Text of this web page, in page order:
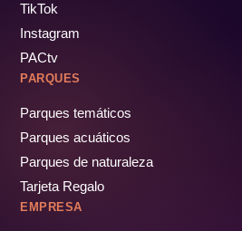
TikTok
Instagram
PACtv
PARQUES
Parques temáticos
Parques acuáticos
Parques de naturaleza
Tarjeta Regalo
EMPRESA